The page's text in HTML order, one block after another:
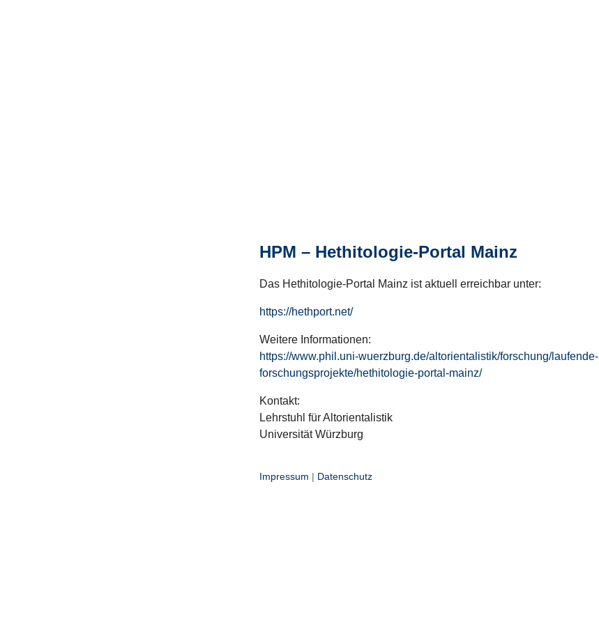
HPM – Hethitologie-Portal Mainz
Das Hethitologie-Portal Mainz ist aktuell erreichbar unter:
https://hethport.net/
Weitere Informationen:
https://www.phil.uni-wuerzburg.de/altorientalistik/forschung/laufende-
forschungsprojekte/hethitologie-portal-mainz/
Kontakt:
Lehrstuhl für Altorientalistik
Universität Würzburg
Impressum | Datenschutz